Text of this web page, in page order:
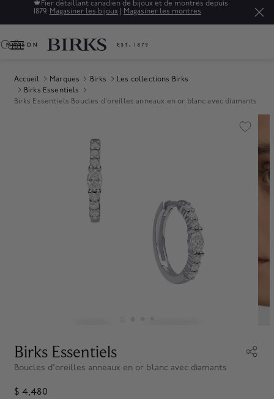
🍁 Fier détaillant canadien de bijoux et de montres depuis
1879. Magasiner les bijoux Magasiner les montres
0
Accueil Marques Birks
Les collections Birks
Birks Essentiels
Birks Essentiels Boucles d'oreilles anneaux en or blanc avec diamants
Birks Essentiels
Boucles d'oreilles anneaux en or blanc avec diamants
$ 4,480